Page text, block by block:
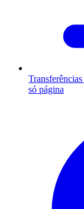
Transferências
só página